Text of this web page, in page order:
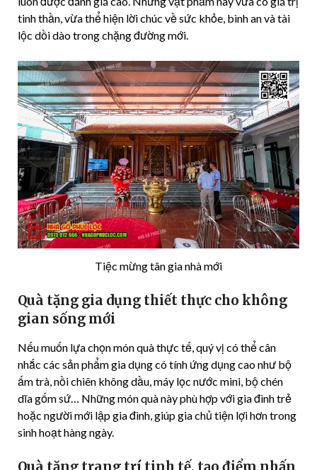
tinh thần, vừa thể hiện lời chúc về sức khỏe, bình an và tài
lộc dồi dào trong chặng đường mới.
Tiệc mừng tân gia nhà mới
Quà tặng gia dụng thiết thực cho không
gian sống mới
Nếu muốn lựa chọn món quà thực tế, quý vị có thể cân
nhắc các sản phẩm gia dụng có tính ứng dụng cao như bộ
ấm trà, nồi chiên không dầu, máy lọc nước mini, bộ chén
dĩa gốm sứ… Những món quà này phù hợp với gia đình trẻ
hoặc người mới lập gia đình, giúp gia chủ tiện lợi hơn trong
sinh hoạt hàng ngày.